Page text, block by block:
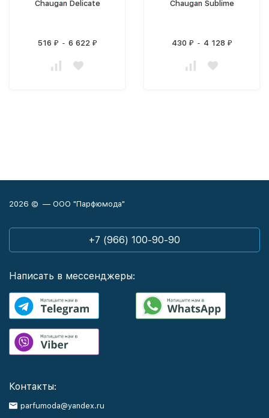
Chaugan Delicate
516 ₽ - 6 622 ₽
Chaugan Sublime
430 ₽ - 4 128 ₽
2026 © — ООО "Парфюмода"
+7 (966) 100-90-90
Написать в мессенджеры:
Контакты:
parfumoda@yandex.ru